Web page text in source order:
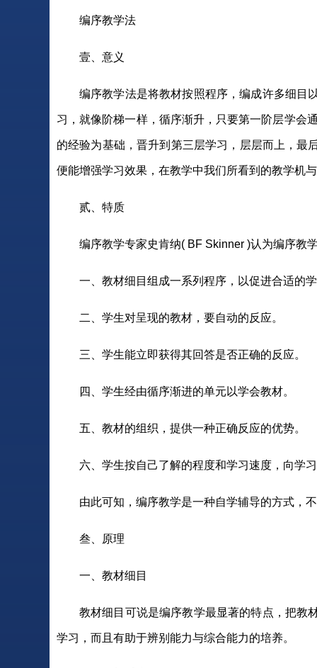
编序教学法
壹、意义
编序教学法是将教材按照程序，编成许多细目
习，就像阶梯一样，循序渐升，只要第一阶层学会
的经验为基础，晋升到第三层学习，层层而上，最
便能增强学习效果，在教学中我们所看到的教学机
贰、特质
编序教学专家史肯纳( BF Skinner )认为编序教
一、教材细目组成一系列程序，以促进合适的
二、学生对呈现的教材，要自动的反应。
三、学生能立即获得其回答是否正确的反应。
四、学生经由循序渐进的单元以学会教材。
五、教材的组织，提供一种正确反应的优势。
六、学生按自己了解的程度和学习速度，向学
由此可知，编序教学是一种自学辅导的方式，
叁、原理
一、教材细目
教材细目可说是编序教学最显著的特点，把教
学习，而且有助于辨别能力与综合能力的培养。